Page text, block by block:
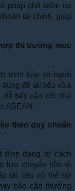
pháp chế kiểm tra
tài chính, giúp
thị trường mục
trình bày và ngôn
dung để tài liệu vừa
dễ tiếp cận với nhà
ASEAN.
theo quy chuẩn
định dạng, từ cách
lưu chuyển tiền tệ
tài liệu có thể sử
báo cáo thường